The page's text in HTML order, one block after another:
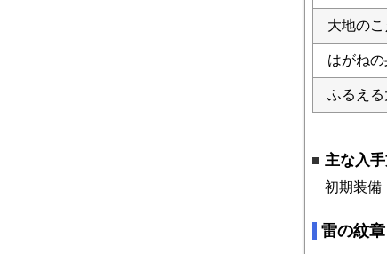
大地のこ
はがね
ふるえ
主な入
初期装備
雷の紋章